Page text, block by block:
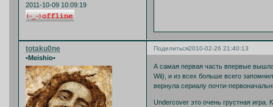
2011-10-09 10:09:19
Поделиться2010-02-26 21:40:13
totaku0ne
•Meishio•
А самая первая часть впервые
Wii), и из всех больше всего
вернула сериалу почти-
Undercover это очень грустная игра.